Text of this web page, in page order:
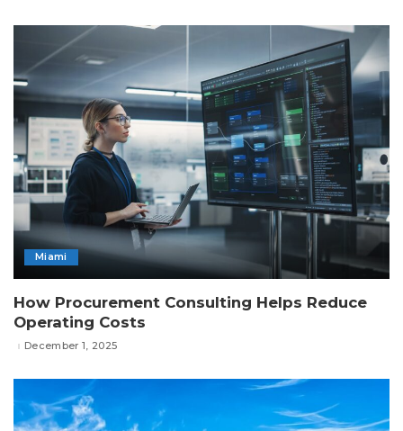
Miami
How Procurement Consulting Helps Reduce
Operating Costs
December 1, 2025